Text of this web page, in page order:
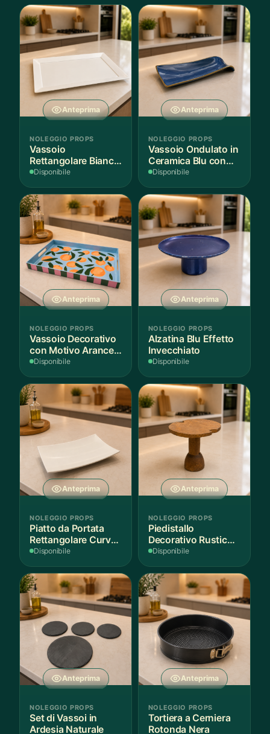
Anteprima
NOLEGGIO PROPS
Vassoio
Rettangolare Bianco
per Scenografie
Disponibile
Anteprima
NOLEGGIO PROPS
Vassoio Ondulato in
Ceramica Blu con
Bordo Dorato
Disponibile
Anteprima
NOLEGGIO PROPS
Vassoio Decorativo
con Motivo Arance e
Foglie
Disponibile
Anteprima
NOLEGGIO PROPS
Alzatina Blu Effetto
Invecchiato
Disponibile
Anteprima
NOLEGGIO PROPS
Piatto da Portata
Rettangolare Curvo
Bianco
Disponibile
Anteprima
NOLEGGIO PROPS
Piedistallo
Decorativo Rustico
in Legno
Disponibile
Anteprima
NOLEGGIO PROPS
Set di Vassoi in
Ardesia Naturale
Anteprima
NOLEGGIO PROPS
Tortiera a Cerniera
Rotonda Nera